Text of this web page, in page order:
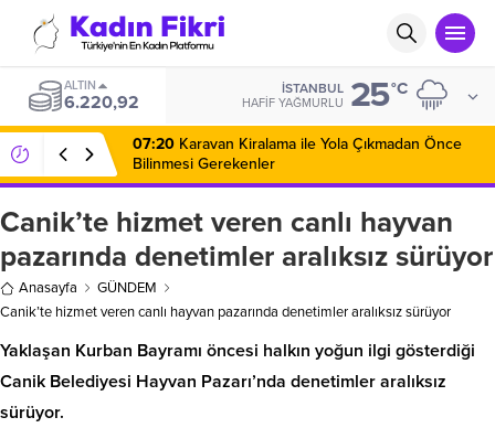
ALTIN
6.220,92
İSTANBUL
HAFIF YAĞMURLU 25°C
07:20 Karavan Kiralama ile Yola Çıkmadan Önce
Bilinmesi Gerekenler
Canik’te hizmet veren canlı hayvan
pazarında denetimler aralıksız sürüyor
Anasayfa
GÜNDEM
Canik’te hizmet veren canlı hayvan pazarında denetimler aralıksız sürüyor
Yaklaşan Kurban Bayramı öncesi halkın yoğun ilgi gösterdiği
Canik Belediyesi Hayvan Pazarı’nda denetimler aralıksız
sürüyor.